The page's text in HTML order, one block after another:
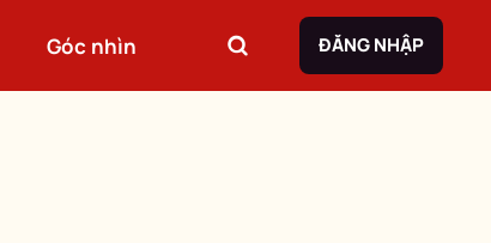
Góc nhìn ĐĂNG NHẬP